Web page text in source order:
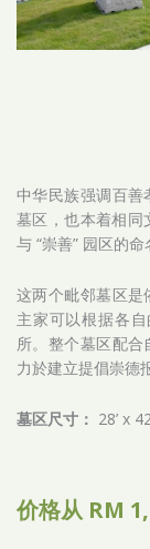
中华民族强调百善
墓区，也本着相同
与 “崇善” 园区的命
这两个毗邻墓区是
主家可以根据各
所。整个墓区配
力於建立提倡崇德
墓区尺寸： 28’ x
价格从 RM